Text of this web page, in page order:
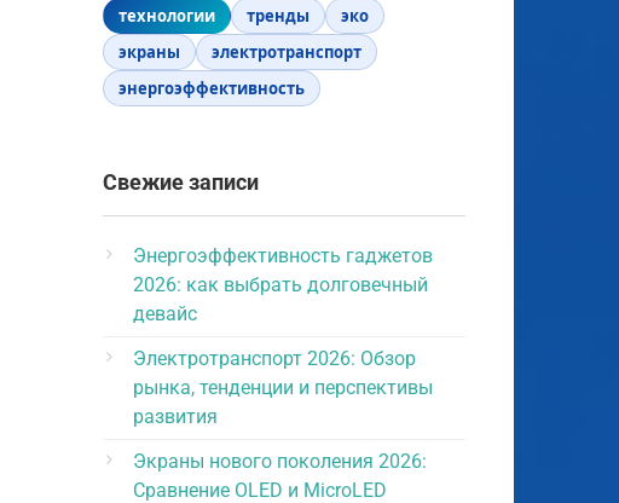
технологии
тренды
эко
экраны
электротранспорт
энергоэффективность
Свежие записи
Энергоэффективность гаджетов
2026: как выбрать долговечный
девайс
Электротранспорт 2026: Обзор
рынка, тенденции и перспективы
развития
Экраны нового поколения 2026:
Сравнение OLED и MicroLED